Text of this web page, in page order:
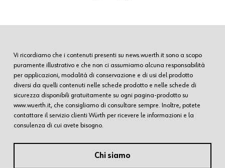
Vi ricordiamo che i contenuti presenti su news.wuerth.it sono a scopo
puramente illustrativo e che non ci assumiamo alcuna responsabilità
per applicazioni, modalità di conservazione e di usi del prodotto
diversi da quelli contenuti nelle schede prodotto e nelle schede di
sicurezza disponibili gratuitamente su ogni pagina-prodotto su
www.wuerth.it, che consigliamo di consultare sempre. Inoltre, potete
contattare il servizio clienti Würth per ricevere le informazioni e la
consulenza di cui avete bisogno.
Chi siamo